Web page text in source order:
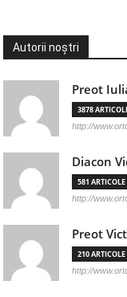
Autorii noștri
Preot
3878
http://
Diacon
581 ARTICOLE
http://
Preot
210 ARTICOLE
http://